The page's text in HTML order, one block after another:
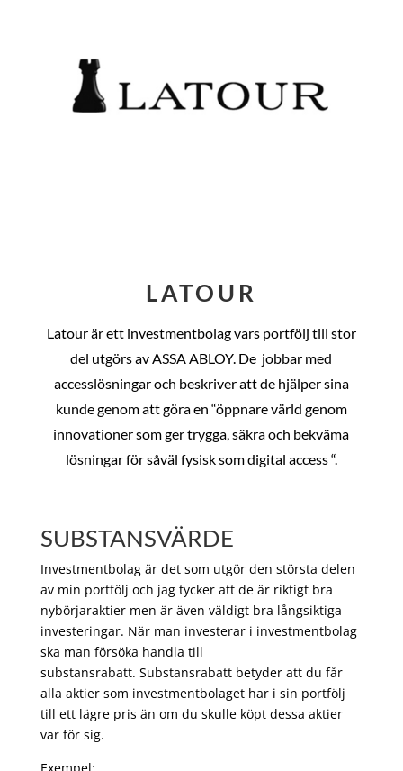
LATOUR
Latour är ett investmentbolag vars portfölj till stor
del utgörs av ASSA ABLOY. De jobbar med
accesslösningar och beskriver att de hjälper sina
kunde genom att göra en “öppnare värld genom
innovationer som ger trygga, säkra och bekväma
lösningar för såväl fysisk som digital access “.
SUBSTANSVÄRDE
Investmentbolag är det som utgör den största delen
av min portfölj och jag tycker att de är riktigt bra
nybörjaraktier men är även väldigt bra långsiktiga
investeringar. När man investerar i investmentbolag
ska man försöka handla till
substansrabatt. Substansrabatt betyder att du får
alla aktier som investmentbolaget har i sin portfölj
till ett lägre pris än om du skulle köpt dessa aktier
var för sig.